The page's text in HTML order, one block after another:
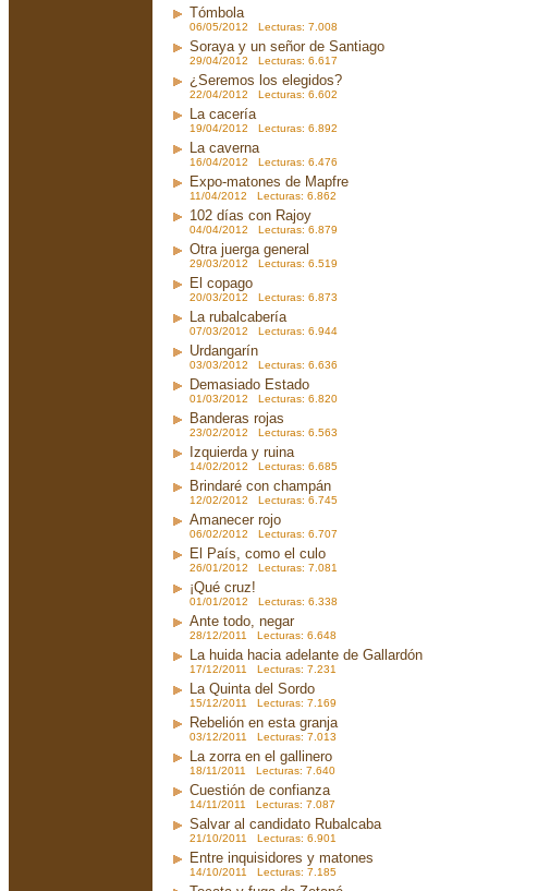
Tómbola
06/05/2012 Lecturas: 7.008
Soraya y un señor de Santiago
29/04/2012 Lecturas: 6.617
¿Seremos los elegidos?
22/04/2012 Lecturas: 6.602
La cacería
19/04/2012 Lecturas: 6.892
La caverna
16/04/2012 Lecturas: 6.476
Expo-matones de Mapfre
11/04/2012 Lecturas: 6.862
102 días con Rajoy
04/04/2012 Lecturas: 6.879
Otra juerga general
29/03/2012 Lecturas: 6.519
El copago
20/03/2012 Lecturas: 6.873
La rubalcabería
07/03/2012 Lecturas: 6.944
Urdangarín
03/03/2012 Lecturas: 6.636
Demasiado Estado
01/03/2012 Lecturas: 6.820
Banderas rojas
23/02/2012 Lecturas: 6.563
Izquierda y ruina
14/02/2012 Lecturas: 6.685
Brindaré con champán
12/02/2012 Lecturas: 6.745
Amanecer rojo
06/02/2012 Lecturas: 6.707
El País, como el culo
26/01/2012 Lecturas: 7.081
¡Qué cruz!
01/01/2012 Lecturas: 6.338
Ante todo, negar
28/12/2011 Lecturas: 6.648
La huida hacia adelante de Gallardón
17/12/2011 Lecturas: 7.231
La Quinta del Sordo
15/12/2011 Lecturas: 7.169
Rebelión en esta granja
03/12/2011 Lecturas: 7.013
La zorra en el gallinero
18/11/2011 Lecturas: 7.640
Cuestión de confianza
14/11/2011 Lecturas: 7.087
Salvar al candidato Rubalcaba
21/10/2011 Lecturas: 6.901
Entre inquisidores y matones
14/10/2011 Lecturas: 7.185